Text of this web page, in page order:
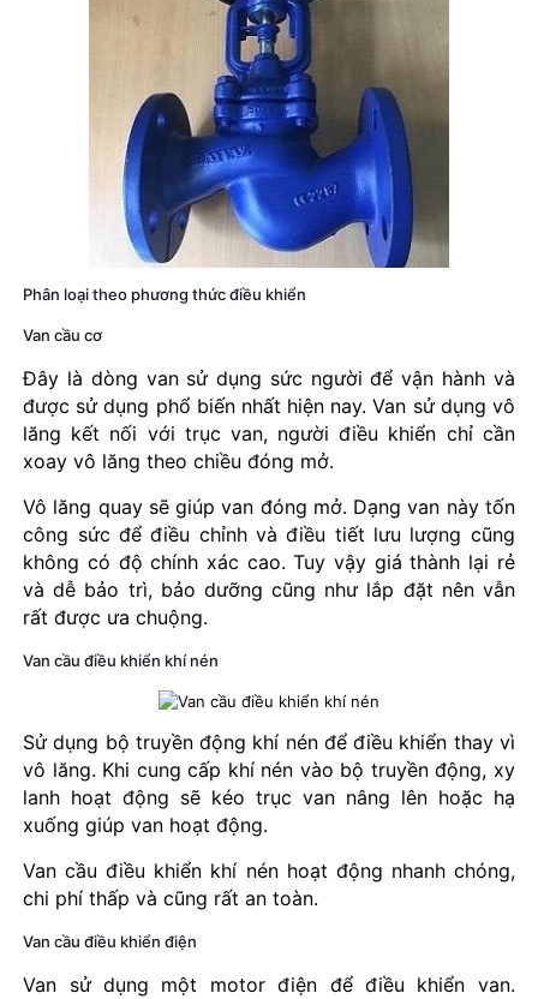
Phân loại theo phương thức điều khiển
Van cầu cơ
Đây là dòng van sử dụng sức người để vận hành và
được sử dụng phổ biến nhất hiện nay. Van sử dụng vô
lăng kết nối với trục van, người điều khiển chỉ cần
xoay vô lăng theo chiều đóng mở.
Vô lăng quay sẽ giúp van đóng mở. Dạng van này tốn
công sức để điều chỉnh và điều tiết lưu lượng cũng
không có độ chính xác cao. Tuy vậy giá thành lại rẻ
và dễ bảo trì, bảo dưỡng cũng như lắp đặt nên vẫn
rất được ưa chuộng.
Van cầu điều khiển khí nén
Sử dụng bộ truyền động khí nén để điều khiển thay vì
vô lăng. Khi cung cấp khí nén vào bộ truyền động, xy
lanh hoạt động sẽ kéo trục van nâng lên hoặc hạ
xuống giúp van hoạt động.
Van cầu điều khiển khí nén hoạt động nhanh chóng,
chi phí thấp và cũng rất an toàn.
Van cầu điều khiển điện
Van sử dụng một motor điện để điều khiển van.